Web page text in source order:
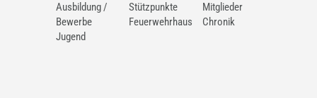
Ausbildung /
Bewerbe
Jugend
Stützpunkte
Feuerwehrhaus
Mitglieder
Chronik